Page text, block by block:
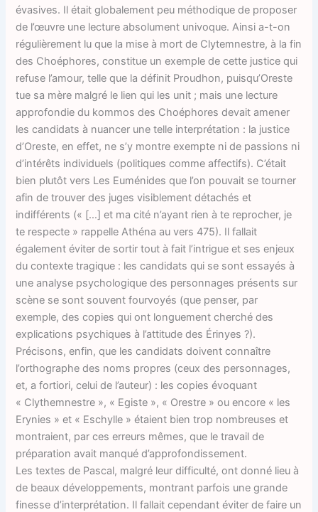
évasives. Il était globalement peu méthodique de proposer
de l’œuvre une lecture absolument univoque. Ainsi a-t-on
régulièrement lu que la mise à mort de Clytemnestre, à la fin
des Choéphores, constitue un exemple de cette justice qui
refuse l’amour, telle que la définit Proudhon, puisqu’Oreste
tue sa mère malgré le lien qui les unit ; mais une lecture
approfondie du kommos des Choéphores devait amener
les candidats à nuancer une telle interprétation : la justice
d’Oreste, en effet, ne s’y montre exempte ni de passions ni
d’intérêts individuels (politiques comme affectifs). C’était
bien plutôt vers Les Euménides que l’on pouvait se tourner
afin de trouver des juges visiblement détachés et
indifférents (« […] et ma cité n’ayant rien à te reprocher, je
te respecte » rappelle Athéna au vers 475). Il fallait
également éviter de sortir tout à fait l’intrigue et ses enjeux
du contexte tragique : les candidats qui se sont essayés à
une analyse psychologique des personnages présents sur
scène se sont souvent fourvoyés (que penser, par
exemple, des copies qui ont longuement cherché des
explications psychiques à l’attitude des Érinyes ?).
Précisons, enfin, que les candidats doivent connaître
l’orthographe des noms propres (ceux des personnages,
et, a fortiori, celui de l’auteur) : les copies évoquant
« Clythemnestre », « Egiste », « Orestre » ou encore « les
Erynies » et « Eschylle » étaient bien trop nombreuses et
montraient, par ces erreurs mêmes, que le travail de
préparation avait manqué d’approfondissement.
Les textes de Pascal, malgré leur difficulté, ont donné lieu à
de beaux développements, montrant parfois une grande
finesse d’interprétation. Il fallait cependant éviter de faire un